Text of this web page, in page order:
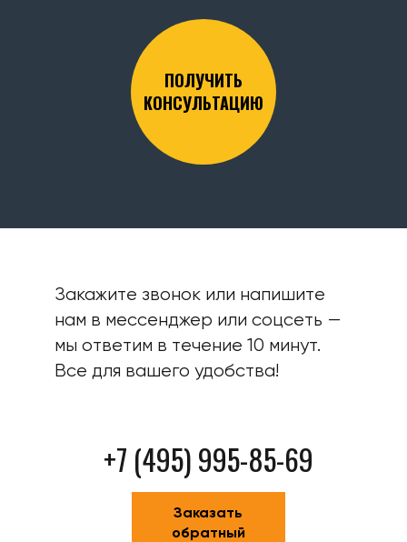
ПОЛУЧИТЬ
КОНСУЛЬТАЦИЮ
Закажите звонок или напишите
нам в мессенджер или соцсеть —
мы ответим в течение 10 минут.
Все для вашего удобства!
+7 (495) 995-85-69
Заказать
обратный